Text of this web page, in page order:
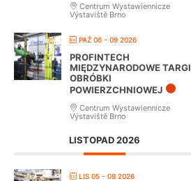
Centrum Wystawiennicze
Výstaviště Brno
PAŹ 06 - 09 2026
PROFINTECH
MIĘDZYNARODOWE TARGI
OBRÓBKI
POWIERZCHNIOWEJ
Centrum Wystawiennicze
Výstaviště Brno
LISTOPAD 2026
LIS 05 - 08 2026